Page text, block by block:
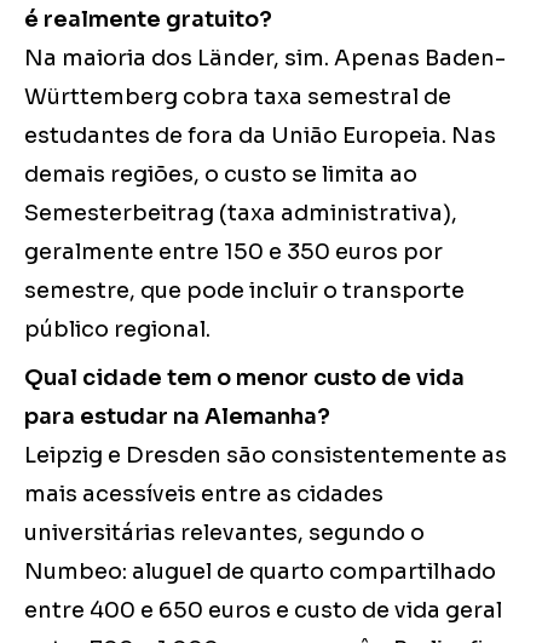
é realmente gratuito?
Na maioria dos Länder, sim. Apenas Baden-
Württemberg cobra taxa semestral de
estudantes de fora da União Europeia. Nas
demais regiões, o custo se limita ao
Semesterbeitrag (taxa administrativa),
geralmente entre 150 e 350 euros por
semestre, que pode incluir o transporte
público regional.
Qual cidade tem o menor custo de vida
para estudar na Alemanha?
Leipzig e Dresden são consistentemente as
mais acessíveis entre as cidades
universitárias relevantes, segundo o
Numbeo: aluguel de quarto compartilhado
entre 400 e 650 euros e custo de vida geral